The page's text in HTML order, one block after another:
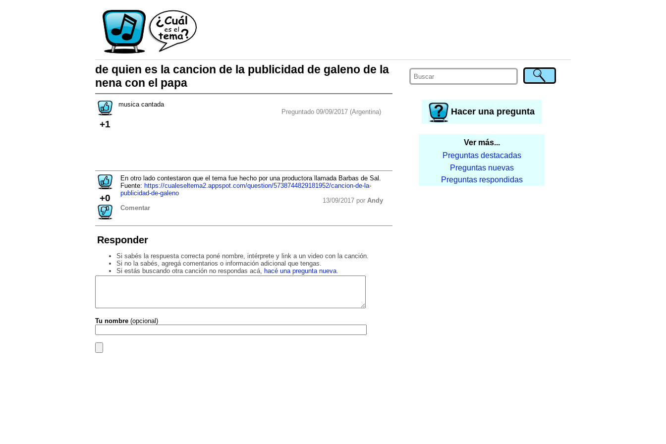
Hacer una pregunta
Ver más...
Preguntas destacadas
Preguntas nuevas
Preguntas respondidas
de quien es la cancion de la publicidad de galeno de la
nena con el papa
+1
musica cantada
Preguntado 09/09/2017 (Argentina)
+0
En otro lado contestaron que el tema fue hecho por una productora llamada Barbas de Sal.
Fuente: https://cualeseltema2.appspot.com/question/5738744829181952/cancion-de-la-
publicidad-de-galeno
13/09/2017 por Andy
Comentar
Responder
Si sabés la respuesta correcta poné nombre, intérprete y link a un video con la canción.
Si no la sabés, agregá comentarios o información adicional que tengas.
Si estás buscando otra canción no respondas acá,
hacé una pregunta nueva.
Tu nombre (opcional)